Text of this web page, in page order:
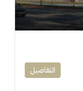
التفاصيل